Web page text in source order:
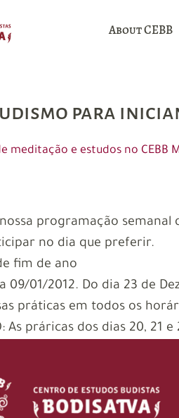
About CEBB
para
meditação e estudos no CEBB
programação
no dia que preferir.
fim de ano
09/01/2012. Do dia 23 de
práticas em todos os
As práricas dos dias 20,